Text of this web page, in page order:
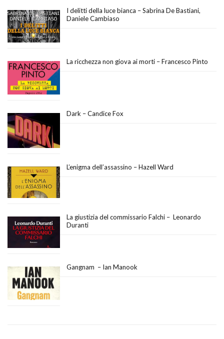
I delitti della luce bianca – Sabrina De Bastiani,
Daniele Cambiaso
La ricchezza non giova ai morti – Francesco Pinto
Dark – Candice Fox
L’enigma dell’assassino – Hazell Ward
La giustizia del commissario Falchi – Leonardo
Duranti
Gangnam – Ian Manook